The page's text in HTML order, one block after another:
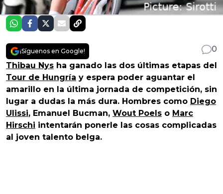
¡Síguenos en Google!
0
Thibau Nys ha ganado las dos últimas etapas del
Tour de Hungría y espera poder aguantar el
amarillo en la última jornada de competición, sin
lugar a dudas la más dura. Hombres como Diego
Ulissi, Emanuel Bucman, Wout Poels o Marc
Hirschi intentarán ponerle las cosas complicadas
al joven talento belga.